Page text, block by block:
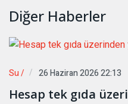
Diğer Haberler
Su / 26 Haziran 2026 22:13
Hesap tek gıda